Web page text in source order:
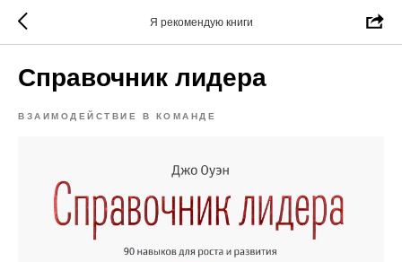
Я рекомендую книги
Справочник лидера
ВЗАИМОДЕЙСТВИЕ В КОМАНДЕ